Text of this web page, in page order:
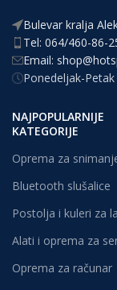
Bulevar kralja
Tel: 064/460-86-
Email:
Ponedeljak-
NAJPOPULARNIJE
KATEGORIJE
Oprema za
Bluetooth slušalice
Postolja i kuleri za
Alati i oprema za
Oprema za računar